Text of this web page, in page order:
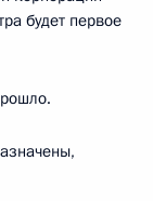
будет первое